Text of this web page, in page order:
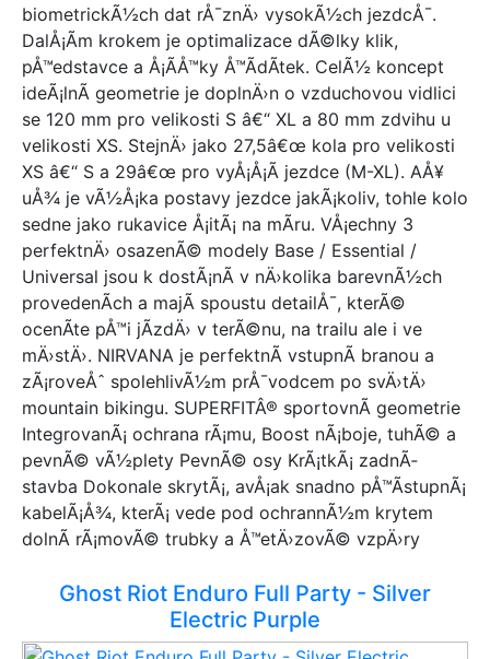
biometrickÃ½ch dat rÅ¯znÄ› vysokÃ½ch jezdcÅ¯.
DalÅ¡Ã­m krokem je optimalizace dÃ©lky klik,
pÅ™edstavce a Å¡Ã­Å™ky Å™Ã­dÃ­tek. CelÃ½ koncept
ideÃ¡lnÃ­ geometrie je doplnÄ›n o vzduchovou vidlici
se 120 mm pro velikosti S â€“ XL a 80 mm zdvihu u
velikosti XS. StejnÄ› jako 27,5â€œ kola pro velikosti
XS â€“ S a 29â€œ pro vyÅ¡Å¡Ã­ jezdce (M-XL). AÅ¥
uÅ¾ je vÃ½Å¡ka postavy jezdce jakÃ¡koliv, tohle kolo
sedne jako rukavice Å¡itÃ¡ na mÃ­ru. VÅ¡echny 3
perfektnÄ› osazenÃ© modely Base / Essential /
Universal jsou k dostÃ¡nÃ­ v nÄ›kolika barevnÃ½ch
provedenÃ­ch a majÃ­ spoustu detailÅ¯, kterÃ©
ocenÃ­te pÅ™i jÃ­zdÄ› v terÃ©nu, na trailu ale i ve
mÄ›stÄ›. NIRVANA je perfektnÃ­ vstupnÃ­ branou a
zÃ¡roveÅˆ spolehlivÃ½m prÅ¯vodcem po svÄ›tÄ›
mountain bikingu. SUPERFITÂ® sportovnÃ­ geometrie
IntegrovanÃ¡ ochrana rÃ¡mu, Boost nÃ¡boje, tuhÃ© a
pevnÃ© vÃ½plety PevnÃ© osy KrÃ¡tkÃ¡ zadnÃ­
stavba Dokonale skrytÃ¡, avÅ¡ak snadno pÅ™Ã­stupnÃ¡
kabelÃ¡Å¾, kterÃ¡ vede pod ochrannÃ½m krytem
dolnÃ­ rÃ¡movÃ© trubky a Å™etÄ›zovÃ© vzpÄ›ry
Ghost Riot Enduro Full Party - Silver
Electric Purple